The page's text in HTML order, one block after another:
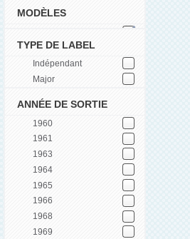
MODÈLES
TYPE DE LABEL
Indépendant
Major
ANNÉE DE SORTIE
1960
1961
1963
1964
1965
1966
1968
1969